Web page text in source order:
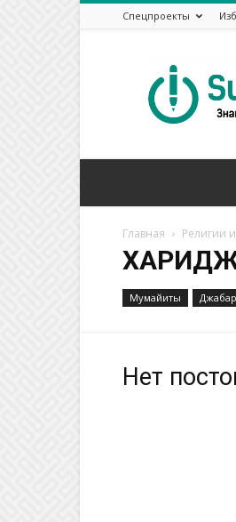
Спецпроекты
Главная Религии
Mумайиты
Нет